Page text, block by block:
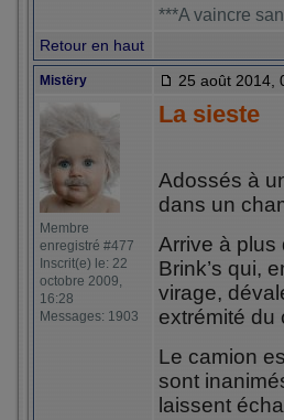
***A vaincre
Retour en haut
Mistëry 25 août 2014,
Membre
enregistré #477
Inscrit(e) le: 22
octobre 2009,
16:28
Messages: 1903
La sieste
Adossés à
dans un
Arrive à plus
Brink’s qui,
virage,
extrémité du
Le camion
sont
laissent